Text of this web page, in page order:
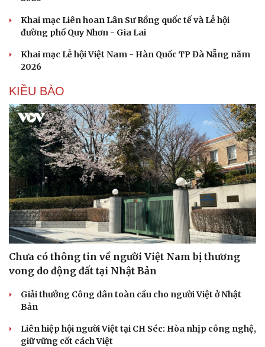
Khai mạc Liên hoan Lân Sư Rồng quốc tế và Lễ hội
đường phố Quy Nhơn - Gia Lai
Khai mạc Lễ hội Việt Nam - Hàn Quốc TP Đà Nẵng năm
2026
KIỀU BÀO
Chưa có thông tin về người Việt Nam bị thương
vong do động đất tại Nhật Bản
Giải thưởng Công dân toàn cầu cho người Việt ở Nhật
Bản
Liên hiệp hội người Việt tại CH Séc: Hòa nhịp công nghệ,
giữ vững cốt cách Việt